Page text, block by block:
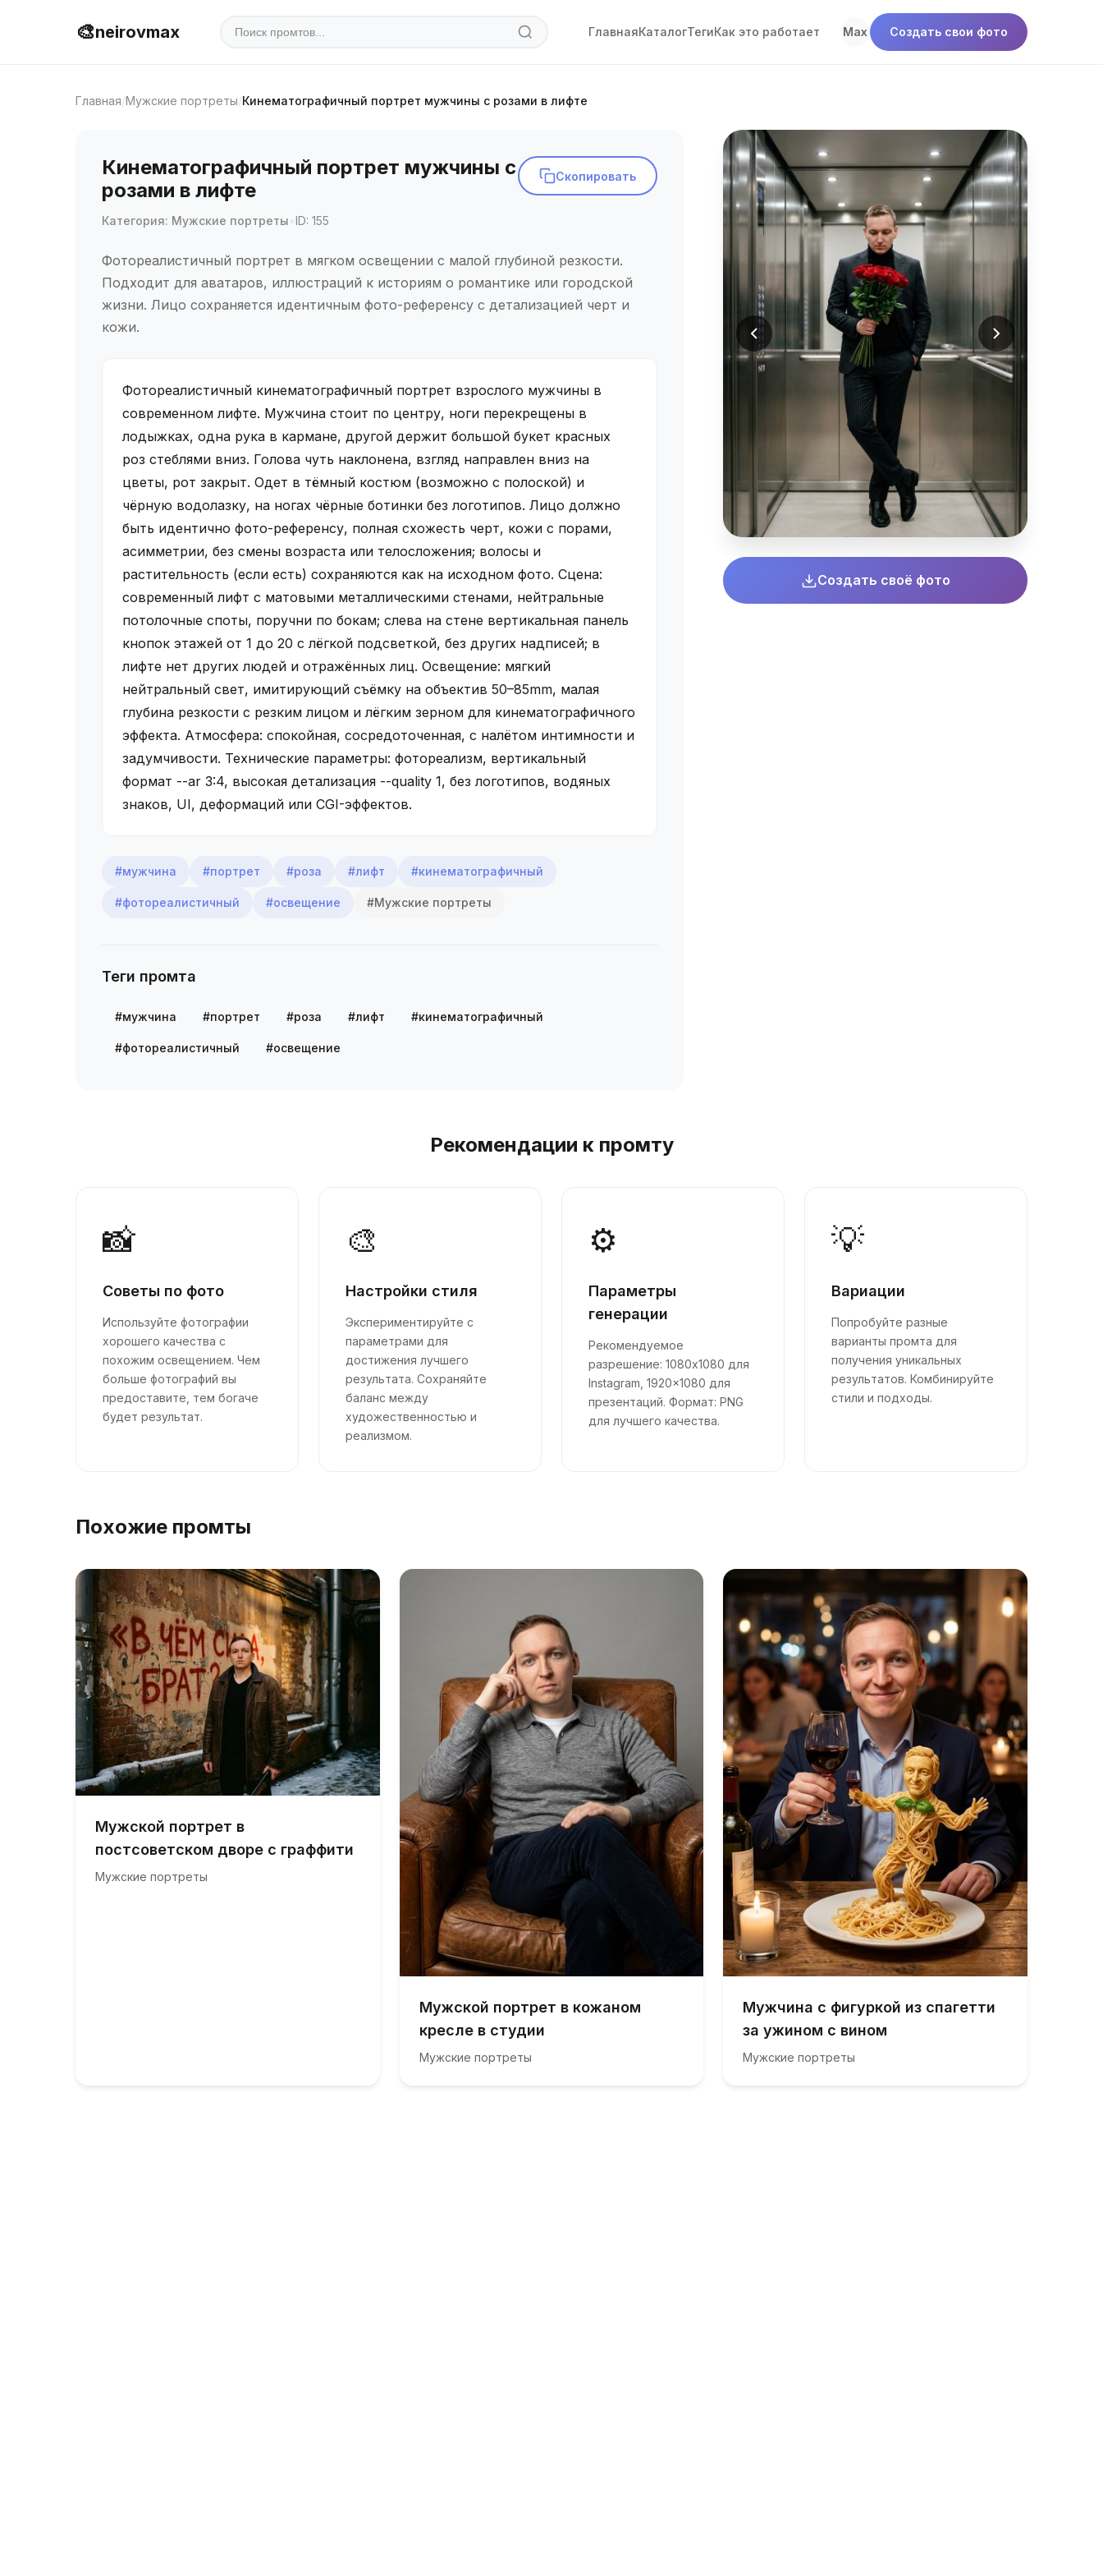
🎨neirovmax ГлавнаяКаталогТегиКак это работает Max Создать свои фото
Главная/Мужские портреты/Кинематографичный портрет мужчины с розами в лифте
Кинематографичный портрет мужчины с
розами в лифте
Категория: Мужские портреты ID: 155
Скопировать
Фотореалистичный портрет в мягком освещении с малой глубиной резкости.
Подходит для аватаров, иллюстраций к историям о романтике или городской
жизни. Лицо сохраняется идентичным фото-референсу с детализацией черт и
кожи.
Фотореалистичный кинематографичный портрет взрослого мужчины в
современном лифте. Мужчина стоит по центру, ноги перекрещены в
лодыжках, одна рука в кармане, другой держит большой букет красных
роз стеблями вниз. Голова чуть наклонена, взгляд направлен вниз на
цветы, рот закрыт. Одет в тёмный костюм (возможно с полоской) и
чёрную водолазку, на ногах чёрные ботинки без логотипов. Лицо должно
быть идентично фото-референсу, полная схожесть черт, кожи с порами,
асимметрии, без смены возраста или телосложения; волосы и
растительность (если есть) сохраняются как на исходном фото. Сцена:
современный лифт с матовыми металлическими стенами, нейтральные
потолочные споты, поручни по бокам; слева на стене вертикальная панель
кнопок этажей от 1 до 20 с лёгкой подсветкой, без других надписей; в
лифте нет других людей и отражённых лиц. Освещение: мягкий
нейтральный свет, имитирующий съёмку на объектив 50–85mm, малая
глубина резкости с резким лицом и лёгким зерном для кинематографичного
эффекта. Атмосфера: спокойная, сосредоточенная, с налётом интимности и
задумчивости. Технические параметры: фотореализм, вертикальный
формат --ar 3:4, высокая детализация --quality 1, без логотипов, водяных
знаков, UI, деформаций или CGI-эффектов.
#мужчина #портрет #роза #лифт #кинематографичный
#фотореалистичный #освещение #Мужские портреты
Теги промта
#мужчина #портрет #роза #лифт #кинематографичный
#фотореалистичный #освещение
Создать своё фото
Рекомендации к промту
📸
Советы по фото
Используйте фотографии
хорошего качества с
похожим освещением. Чем
больше фотографий вы
предоставите, тем богаче
будет результат.
🎨
Настройки стиля
Экспериментируйте с
параметрами для
достижения лучшего
результата. Сохраняйте
баланс между
художественностью и
реализмом.
⚙️
Параметры
генерации
Рекомендуемое
разрешение: 1080x1080 для
Instagram, 1920x1080 для
презентаций. Формат: PNG
для лучшего качества.
💡
Вариации
Попробуйте разные
варианты промта для
получения уникальных
результатов. Комбинируйте
стили и подходы.
Похожие промты
Мужской портрет в
постсоветском дворе с граффити
Мужские портреты
Мужской портрет в кожаном
кресле в студии
Мужские портреты
Мужчина с фигуркой из спагетти
за ужином с вином
Мужские портреты